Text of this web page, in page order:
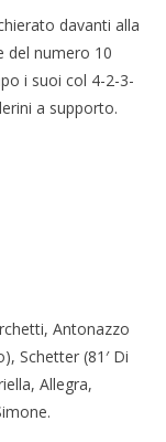
davanti alla
del numero 10
i suoi col 4-2-3-
a supporto.
Antonazzo
Schetter (81′ Di
Allegra,